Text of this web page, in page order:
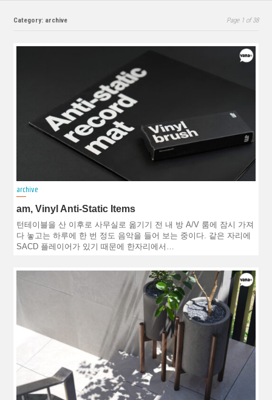
Category: archive Page 1 of 38
archive
am, Vinyl Anti-Static Items
턴테이블을 산 이후로 사무실로 옮기기 전 내 방 A/V 룸에 잠시 가져
다 놓고는 하루에 한 번 정도 음악을 들어 보는 중이다. 같은 자리에
SACD 플레이어가 있기 때문에 한자리에서…